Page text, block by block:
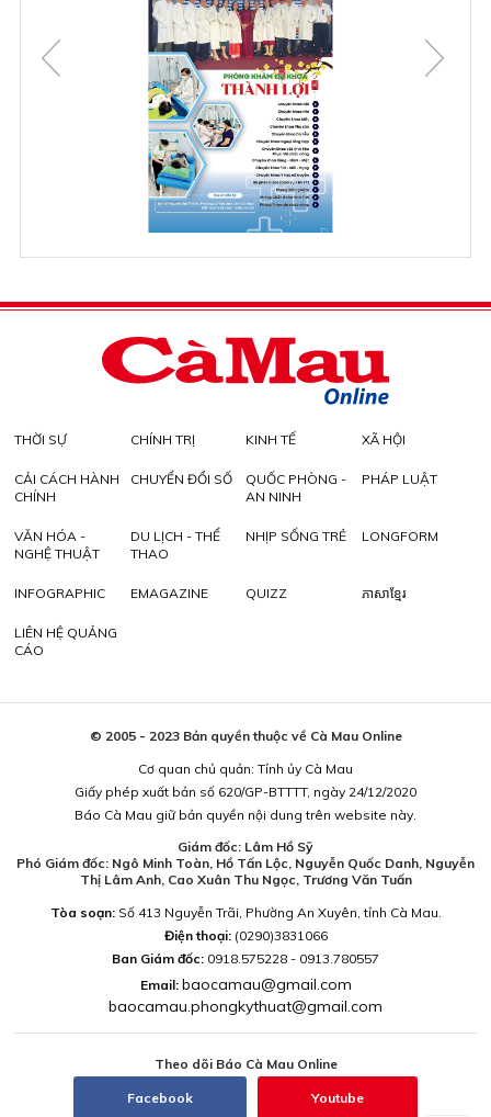
THỜI SỰ CHÍNH TRỊ KINH TẾ XÃ HỘI
CẢI CÁCH HÀNH
CHÍNH
CHUYỂN ĐỔI SỐ
QUỐC PHÒNG -
AN NINH
PHÁP LUẬT
VĂN HÓA -
NGHỆ THUẬT
DU LỊCH - THỂ
THAO
NHỊP SỐNG TRẺ LONGFORM
INFOGRAPHIC EMAGAZINE QUIZZ ភាសាខ្មែរ
LIÊN HỆ QUẢNG
CÁO
© 2005 - 2023 Bản quyền thuộc về Cà Mau Online
Cơ quan chủ quản: Tỉnh ủy Cà Mau
Giấy phép xuất bản số 620/GP-BTTTT, ngày 24/12/2020
Báo Cà Mau giữ bản quyền nội dung trên website này.
Giám đốc: Lâm Hồ Sỹ
Phó Giám đốc: Ngô Minh Toàn, Hồ Tấn Lộc, Nguyễn Quốc Danh, Nguyễn
Thị Lâm Anh, Cao Xuân Thu Ngọc, Trương Văn Tuấn
Tòa soạn:Số 413 Nguyễn Trãi, Phường An Xuyên, tỉnh Cà Mau.
Điện thoại: (0290)3831066
Ban Giám đốc: 0918.575228 - 0913.780557
Email: baocamau@gmail.com
baocamau.phongkythuat@gmail.com
Theo dõi Báo Cà Mau Online
Facebook Youtube